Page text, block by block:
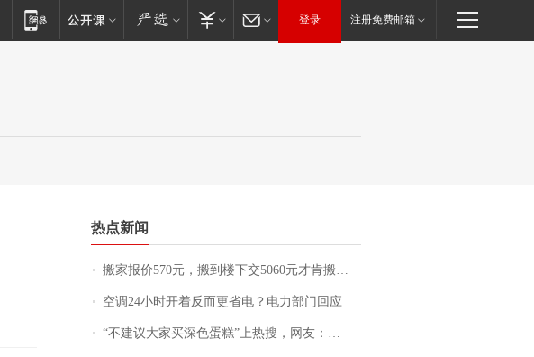
登录 注册免费邮箱
热点新闻
搬家报价570元，搬到楼下交5060元才肯搬上楼！女子傻眼了……
空调24小时开着反而更省电？电力部门回应
“不建议大家买深色蛋糕”上热搜，网友：天塌了！